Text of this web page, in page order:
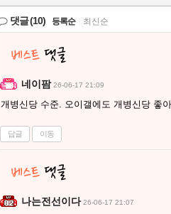
댓글(10) 등록순 최신순
네이팜 26-06-17 21:09
개병신당 수준. 오이갤에도 개병신당 좋
답글 이동
나는전선이다 26-06-17 21:07